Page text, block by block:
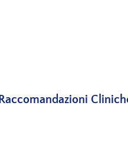
Raccomandazioni